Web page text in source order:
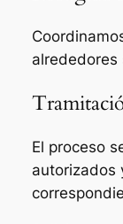
alrededores
El proceso
autorizados